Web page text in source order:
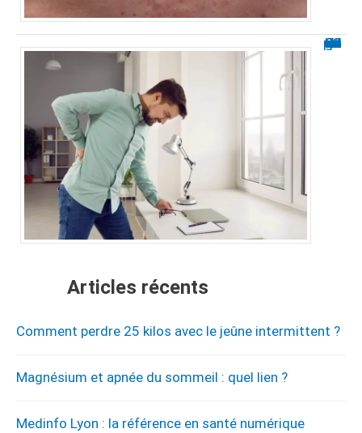
Soulager une sciatique en 60 secondes : méthodes rapides
Articles récents
Comment perdre 25 kilos avec le jeûne intermittent ?
Magnésium et apnée du sommeil : quel lien ?
Medinfo Lyon : la référence en santé numérique